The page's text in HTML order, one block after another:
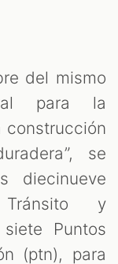
del mismo
para la
se
diecinueve
y
Puntos
(ptn), para